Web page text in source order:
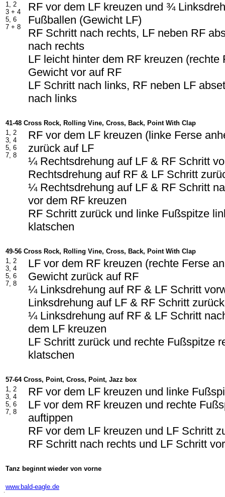
1, 2
3 + 4
5, 6
7 + 8
RF vor dem LF kreuzen und ¾
Fußballen (Gewicht LF)
RF Schritt nach rechts, LF neben RF
nach rechts
LF leicht hinter dem RF kreuzen (rechte
Gewicht vor auf RF
LF Schritt nach links, RF neben LF
nach links
41-48 Cross Rock, Rolling Vine, Cross, Back, Point With Clap
1, 2
3, 4
5, 6
7, 8
RF vor dem LF kreuzen (linke Ferse
zurück auf LF
¼ Rechtsdrehung auf LF & RF Schritt
Rechtsdrehung auf RF & LF Schritt
¼ Rechtsdrehung auf LF & RF Schritt
vor dem RF kreuzen
RF Schritt zurück und linke Fußspitze
klatschen
49-56 Cross Rock, Rolling Vine, Cross, Back, Point With Clap
1, 2
3, 4
5, 6
7, 8
LF vor dem RF kreuzen (rechte Ferse
Gewicht zurück auf RF
¼ Linksdrehung auf RF & LF Schritt
Linksdrehung auf LF & RF Schritt zurück
¼ Linksdrehung auf RF & LF Schritt
dem LF kreuzen
LF Schritt zurück und rechte Fußspitze
klatschen
57-64 Cross, Point, Cross, Point, Jazz box
1, 2
3, 4
5, 6
7, 8
RF vor dem LF kreuzen und linke
LF vor dem RF kreuzen und rechte
auftippen
RF vor dem LF kreuzen und LF Schritt
RF Schritt nach rechts und LF Schritt
Tanz beginnt wieder von vorne
www.bald-eagle.de